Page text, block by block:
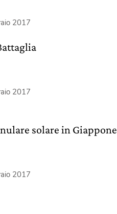
2017
2017
solare in Giappone
2017